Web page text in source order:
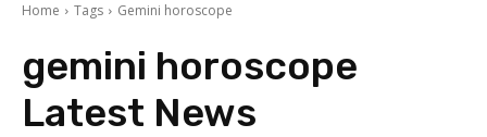
Home Tags Gemini horoscope
gemini horoscope
Latest News